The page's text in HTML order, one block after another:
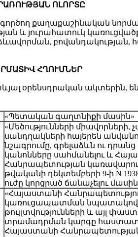
ՈԼՈՐՏԸ
գործող քաղաքաշինական
և յուրահատուկ
բովանդակության,
ՀՂՈՒՄՆԵՐ
օրենսդրական
«Պետական գաղտնիքի մասին»
«Մեծությունների միավորների,
սանդղակների հայերեն
նշագրումը, գրելաձևն ու
կանոնները սահմանելու և
Հանրապետության
թվականի դեկտեմբերի 9-ի N
ուժը կորցրած ճանաչելու
«Հայաստանի
կառուցապատման նպատակով
թույլտվությունների և այլ
տրամադրման կարգը
Հայաստանի